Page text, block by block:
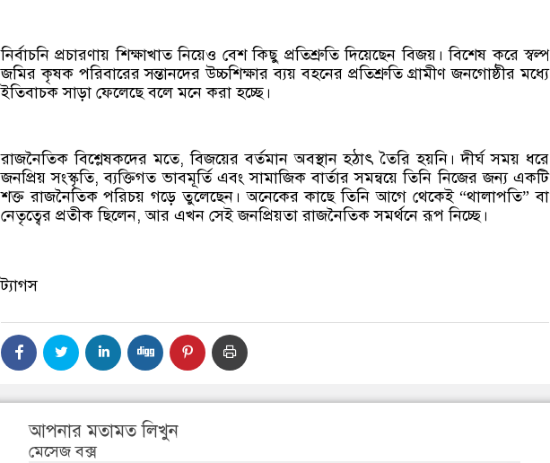
নির্বাচনি প্রচারণায় শিক্ষাখাত নিয়েও বেশ কিছু প্রতিশ্রুতি দিয়েছেন বিজয়। বিশেষ করে স্বল্প
জমির কৃষক পরিবারের সন্তানদের উচ্চশিক্ষার ব্যয় বহনের প্রতিশ্রুতি গ্রামীণ জনগোষ্ঠীর মধ্যে
ইতিবাচক সাড়া ফেলেছে বলে মনে করা হচ্ছে।
রাজনৈতিক বিশ্লেষকদের মতে, বিজয়ের বর্তমান অবস্থান হঠাৎ তৈরি হয়নি। দীর্ঘ সময় ধরে
জনপ্রিয় সংস্কৃতি, ব্যক্তিগত ভাবমূর্তি এবং সামাজিক বার্তার সমন্বয়ে তিনি নিজের জন্য একটি
শক্ত রাজনৈতিক পরিচয় গড়ে তুলেছেন। অনেকের কাছে তিনি আগে থেকেই “থালাপতি” বা
নেতৃত্বের প্রতীক ছিলেন, আর এখন সেই জনপ্রিয়তা রাজনৈতিক সমর্থনে রূপ নিচ্ছে।
ট্যাগস
আপনার মতামত লিখুন
মেসেজ বক্স